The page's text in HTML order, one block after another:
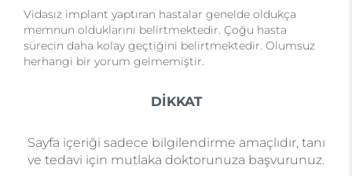
Vidasız implant yaptıran hastalar genelde oldukça
memnun olduklarını belirtmektedir. Çoğu hasta
sürecin daha kolay geçtiğini belirtmektedir. Olumsuz
herhangi bir yorum gelmemiştir.
DİKKAT
Sayfa içeriği sadece bilgilendirme amaçlıdır, tanı
ve tedavi için mutlaka doktorunuza başvurunuz.